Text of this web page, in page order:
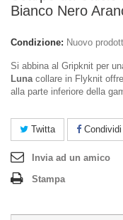
Bianco Nero
Condizione: Nuovo
Si abbina al Gripknit per
Lunacollare in Flyknit
alla parte inferiore della
Twitta Condividi
Invia ad un amico
Stampa